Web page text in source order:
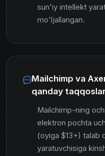
sun'iy intellekt
mo'ljallangan.
Mailchimp va
qanday
Mailchimp-ning
elektron pochta
(oyiga $13+) talab
yaratuvchisiga